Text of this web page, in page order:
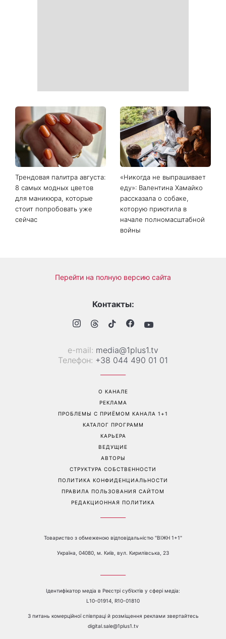
Трендовая палитра августа:
8 самых модных цветов
для маникюра, которые
стоит попробовать уже
сейчас
«Никогда не выпрашивает
еду»: Валентина Хамайко
рассказала о собаке,
которую приютила в
начале полномасштабной
войны
Перейти на полную версию сайта
Контакты:
е-mail: media@1plus1.tv
Телефон: +38 044 490 01 01
О КАНАЛЕ
РЕКЛАМА
ПРОБЛЕМЫ С ПРИЁМОМ КАНАЛА 1+1
КАТАЛОГ ПРОГРАММ
КАРЬЕРА
ВЕДУЩИЕ
АВТОРЫ
СТРУКТУРА СОБСТВЕННОСТИ
ПОЛИТИКА КОНФИДЕНЦИАЛЬНОСТИ
ПРАВИЛА ПОЛЬЗОВАНИЯ САЙТОМ
РЕДАКЦИОННАЯ ПОЛИТИКА
Товариство з обмеженою відповідальністю "ВІЖН 1+1"
Україна, 04080, м. Київ, вул. Кирилівська, 23
Ідентифікатор медіа в Реєстрі суб’єктів у сфері медіа:
L10-01914, R10-01810
З питань комерційної співпраці й розміщення реклами звертайтесь
digital.sale@1plus1.tv